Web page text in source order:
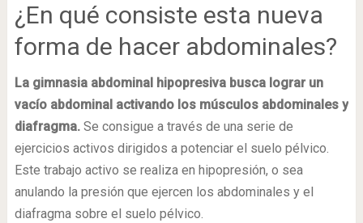
¿En qué consiste esta nueva
forma de hacer abdominales?
La gimnasia abdominal hipopresiva busca lograr un
vacío abdominal activando los músculos abdominales y
diafragma.Se consigue a través de una serie de
ejercicios activos dirigidos a potenciar el suelo pélvico.
Este trabajo activo se realiza en hipopresión, o sea
anulando la presión que ejercen los abdominales y el
diafragma sobre el suelo pélvico.